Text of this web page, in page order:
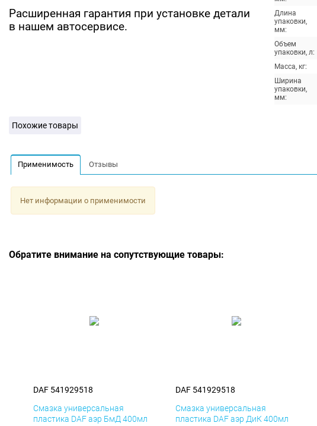
Расширенная гарантия при установке детали
в нашем автосервисе.
Длина
упаковки,
мм:
Объем
упаковки, л:
Масса, кг:
Ширина
упаковки,
мм:
Похожие товары
Применимость Отзывы
Нет информации о применимости
Обратите внимание на сопутствующие товары:
DAF 541929518
Смазка универсальная
пластика DAF аэр БмД 400мл
DAF 541929518
Смазка универсальная
пластика DAF аэр ДиК 400мл